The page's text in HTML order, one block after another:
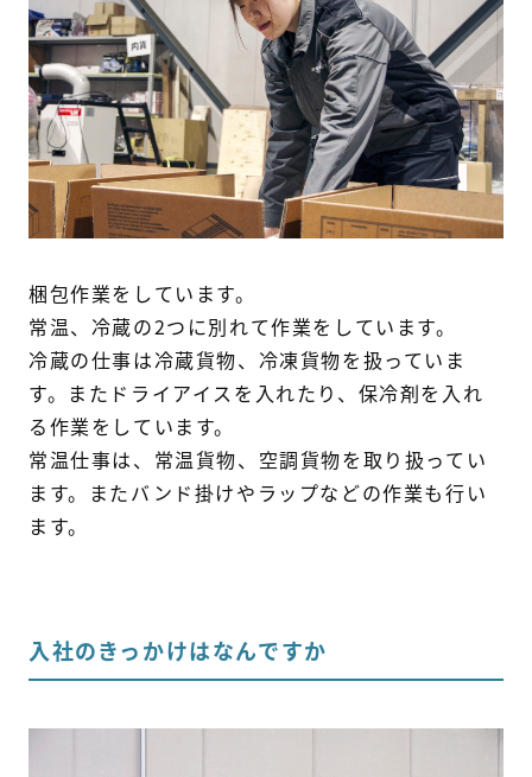
梱包作業をしています。
常温、冷蔵の2つに別れて作業をしています。
冷蔵の仕事は冷蔵貨物、冷凍貨物を扱っていま
す。またドライアイスを入れたり、保冷剤を入れ
る作業をしています。
常温仕事は、常温貨物、空調貨物を取り扱ってい
ます。またバンド掛けやラップなどの作業も行い
ます。
入社のきっかけはなんですか